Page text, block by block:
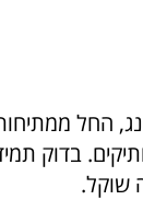
החל
בדוק
שוקל.